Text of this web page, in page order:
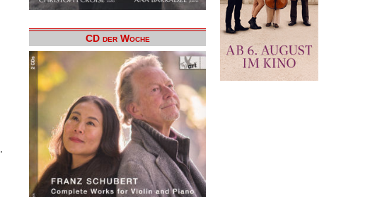
CD der Woche